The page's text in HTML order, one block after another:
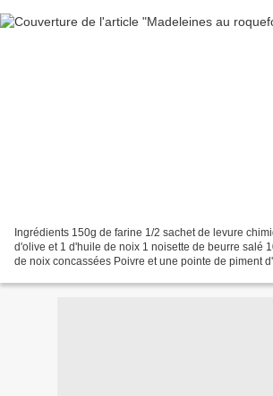
Ingrédients 150g de farine 1/2 sachet de levure
d'olive et 1 d'huile de noix 1 noisette de beurre salé
de noix concassées Poivre et une pointe de piment